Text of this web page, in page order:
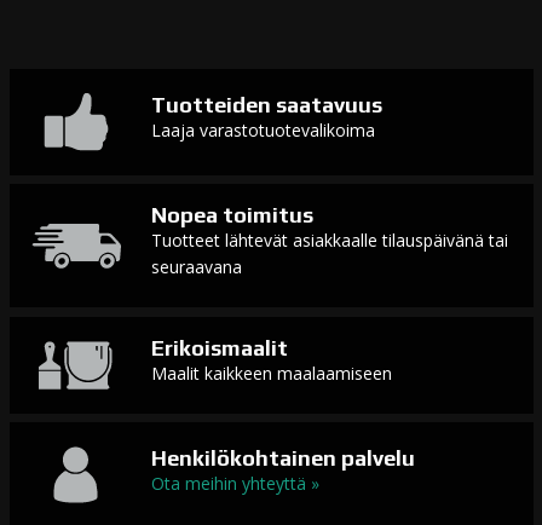
Tuotteiden saatavuus
Laaja varastotuotevalikoima
Nopea toimitus
Tuotteet lähtevät asiakkaalle tilauspäivänä tai
seuraavana
Erikoismaalit
Maalit kaikkeen maalaamiseen
Henkilökohtainen palvelu
Ota meihin yhteyttä »